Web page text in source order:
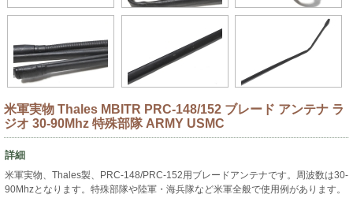
米軍実物 Thales MBITR PRC-148/152 ブレード アンテナ ラ
ジオ 30-90Mhz 特殊部隊 ARMY USMC
詳細
米軍実物、Thales製、PRC-148/PRC-152用ブレードアンテナです。周波数は30-
90Mhzとなります。特殊部隊や陸軍・海兵隊など米軍全般で使用例があります。